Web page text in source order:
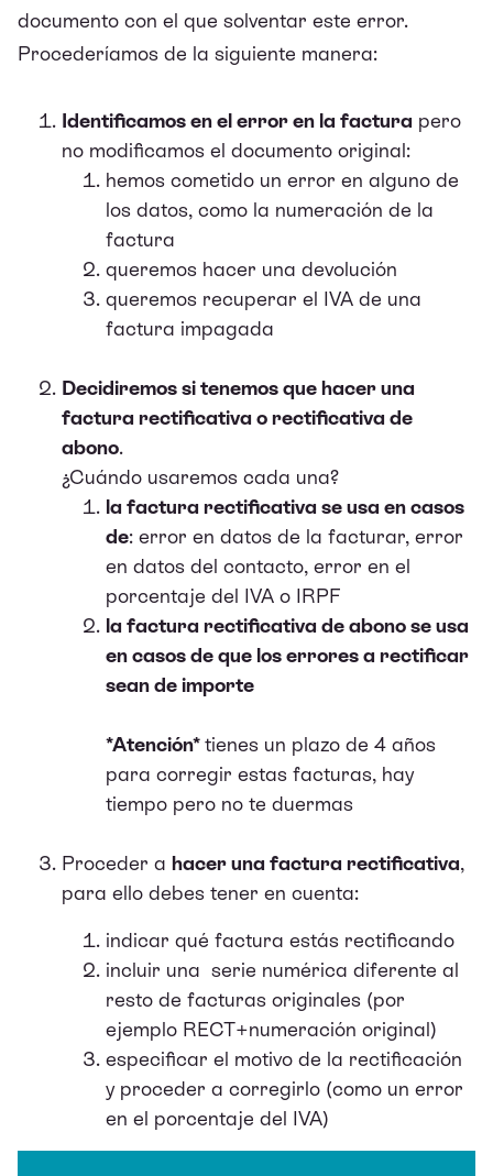
documento con el que solventar este error.
Procederíamos de la siguiente manera:
Identificamos en el error en la factura pero
no modificamos el documento original:
hemos cometido un error en alguno de
los datos, como la numeración de la
factura
queremos hacer una devolución
queremos recuperar el IVA de una
factura impagada
Decidiremos si tenemos que hacer una
factura rectificativa o rectificativa de
abono.
¿Cuándo usaremos cada una?
la factura rectificativa se usa en casos
de: error en datos de la facturar, error
en datos del contacto, error en el
porcentaje del IVA o IRPF
la factura rectificativa de abono se usa
en casos de que los errores a rectificar
sean de importe
*Atención*tienes un plazo de 4 años
para corregir estas facturas, hay
tiempo pero no te duermas
Proceder a hacer una factura rectificativa,
para ello debes tener en cuenta:
indicar qué factura estás rectificando
incluir una serie numérica diferente al
resto de facturas originales (por
ejemplo RECT+numeración original)
especificar el motivo de la rectificación
y proceder a corregirlo (como un error
en el porcentaje del IVA)